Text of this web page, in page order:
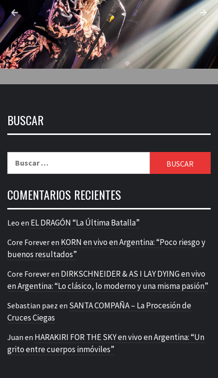
BUSCAR
COMENTARIOS RECIENTES
Leo en EL DRAGÓN “La Última Batalla”
Core Foreveren KORN en vivo en Argentina: “Poco riesgo y
buenos resultados”
Core Foreveren DIRKSCHNEIDER & AS I LAY DYING en vivo
en Argentina: “Lo clásico, lo moderno y una misma pasión”
Sebastian paez en SANTA COMPAÑA – La Procesión de
Cruces Ciegas
Juan en HARAKIRI FOR THE SKY en vivo en Argentina: “Un
grito entre cuerpos inmóviles”